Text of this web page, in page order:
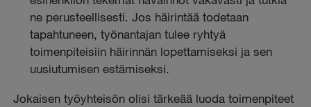
ne perusteellisesti. Jos häirintää todetaan
tapahtuneen, työnantajan tulee ryhtyä
toimenpiteisiin häirinnän lopettamiseksi ja sen
uusiutumisen estämiseksi.
Jokaisen työyhteisön olisi tärkeää luoda toimenpiteet